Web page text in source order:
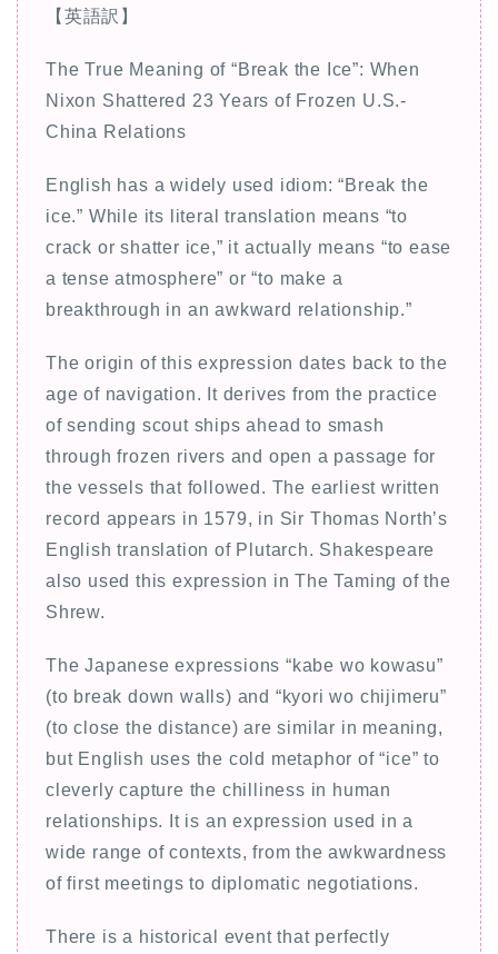
【英語訳】
The True Meaning of “Break the Ice”: When
Nixon Shattered 23 Years of Frozen U.S.-
China Relations
English has a widely used idiom: “Break the
ice.” While its literal translation means “to
crack or shatter ice,” it actually means “to ease
a tense atmosphere” or “to make a
breakthrough in an awkward relationship.”
The origin of this expression dates back to the
age of navigation. It derives from the practice
of sending scout ships ahead to smash
through frozen rivers and open a passage for
the vessels that followed. The earliest written
record appears in 1579, in Sir Thomas North’s
English translation of Plutarch. Shakespeare
also used this expression in The Taming of the
Shrew.
The Japanese expressions “kabe wo kowasu”
(to break down walls) and “kyori wo chijimeru”
(to close the distance) are similar in meaning,
but English uses the cold metaphor of “ice” to
cleverly capture the chilliness in human
relationships. It is an expression used in a
wide range of contexts, from the awkwardness
of first meetings to diplomatic negotiations.
There is a historical event that perfectly